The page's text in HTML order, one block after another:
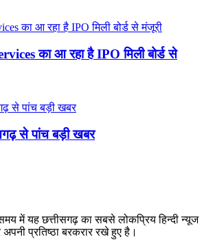
का आ रहा है IPO मिली बोर्ड से
से पांच बड़ी खबर
में यह छत्तीसगढ़ का सबसे लोकप्रिय हिन्दी न्यूज
अपनी प्रतिष्ठा बरकरार रखे हुए है।